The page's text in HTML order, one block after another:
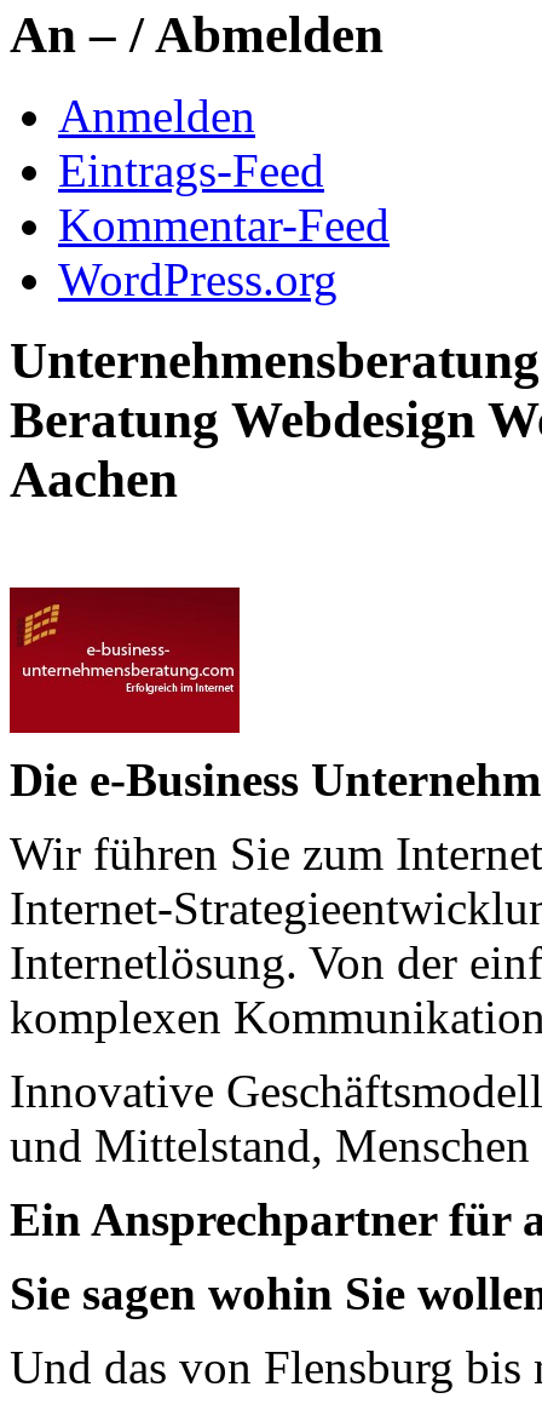
An – / Abmelden
Anmelden
Eintrags-Feed
Kommentar-Feed
WordPress.org
Beratung Webdesign
Aachen
Die e-Business
Wir führen Sie zum
Internet-
Internetlösung. Von der
komplexen
Innovative
und Mittelstand,
Ein Ansprechpartner für
Sie sagen wohin Sie
Und das von Flensburg